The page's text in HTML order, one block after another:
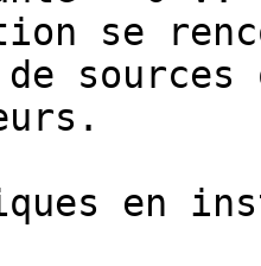
se
sources
en